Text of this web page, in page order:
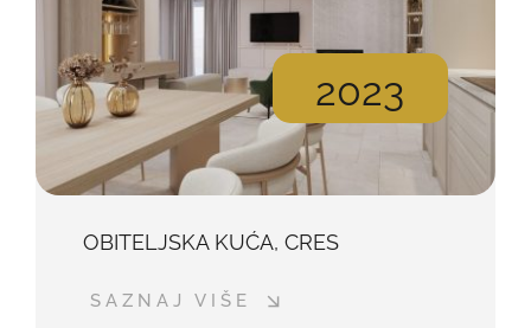
2023
OBITELJSKA KUĆA, CRES
SAZNAJ VIŠE